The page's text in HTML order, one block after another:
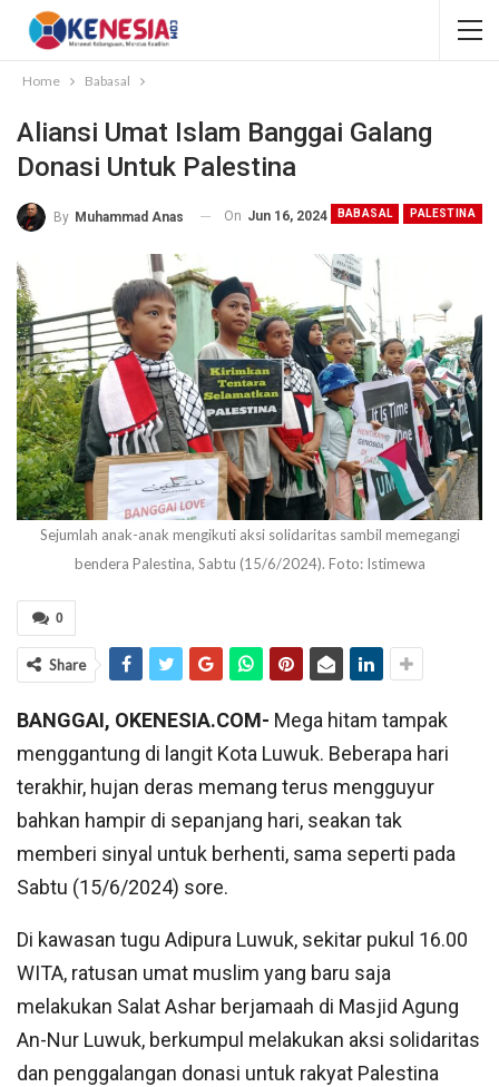
Home Babasal
Aliansi Umat Islam Banggai Galang
Donasi Untuk Palestina
BABASAL PALESTINA
By Muhammad Anas On Jun 16, 2024
Sejumlah anak-anak mengikuti aksi solidaritas sambil memegangi
bendera Palestina, Sabtu (15/6/2024). Foto: Istimewa
0
Share
BANGGAI, OKENESIA.COM- Mega hitam tampak
menggantung di langit Kota Luwuk. Beberapa hari
terakhir, hujan deras memang terus mengguyur
bahkan hampir di sepanjang hari, seakan tak
memberi sinyal untuk berhenti, sama seperti pada
Sabtu (15/6/2024) sore.
Di kawasan tugu Adipura Luwuk, sekitar pukul 16.00
WITA, ratusan umat muslim yang baru saja
melakukan Salat Ashar berjamaah di Masjid Agung
An-Nur Luwuk, berkumpul melakukan aksi solidaritas
dan penggalangan donasi untuk rakyat Palestina